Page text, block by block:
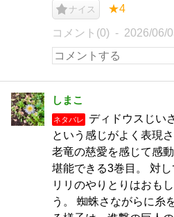
ナイス ★4
コメント(0) 2026/06/
しまこ
ネタバレ
ディドウスじい
という感じがよく表現
老竜の慈愛を感じて感
堪能できる3巻目。 対
リリのやりとりはおも
う。 蜘蛛さながらに糸